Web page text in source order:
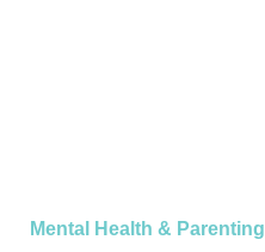
Mental Health & Parenting